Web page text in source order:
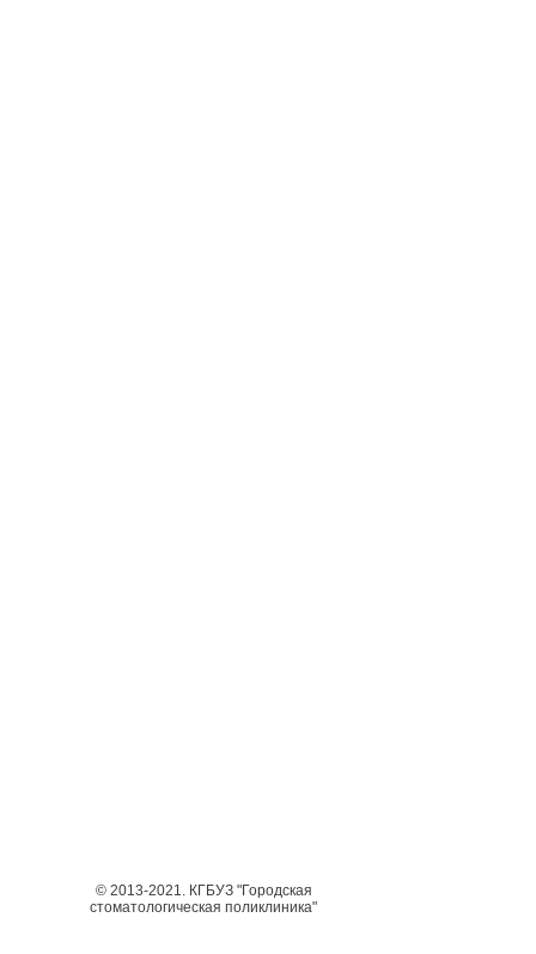
© 2013-2021. КГБУЗ "Городская
стоматологическая поликлиника"